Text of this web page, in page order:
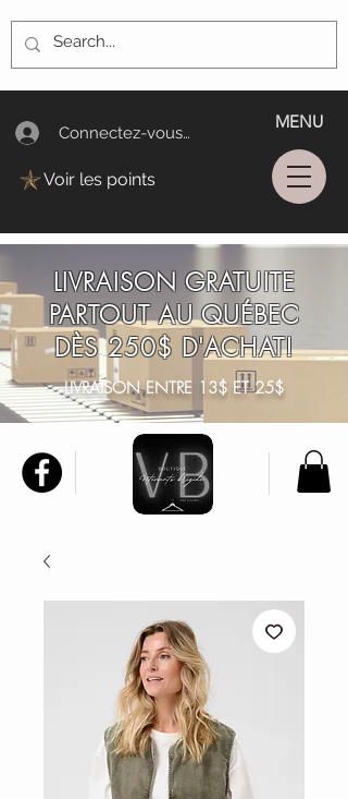
Connectez-vous/Log In
MENU
Voir les points
LIVRAISON GRATUITE
PARTOUT AU QUÉBEC
DÈS 250$ D'ACHAT!
LIVRAISON ENTRE 13$ ET 25$